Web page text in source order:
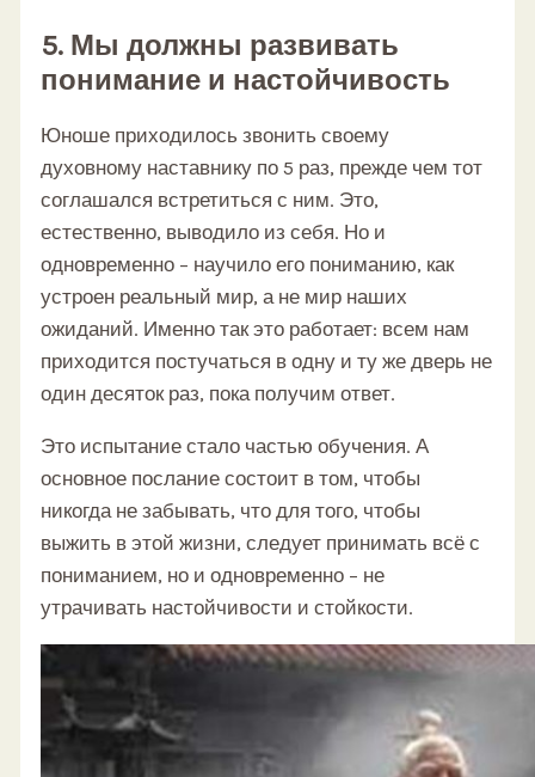
5. Мы должны развивать
понимание и настойчивость
Юноше приходилось звонить своему
духовному наставнику по 5 раз, прежде чем тот
соглашался встретиться с ним. Это,
естественно, выводило из себя. Но и
одновременно – научило его пониманию, как
устроен реальный мир, а не мир наших
ожиданий. Именно так это работает: всем нам
приходится постучаться в одну и ту же дверь не
один десяток раз, пока получим ответ.
Это испытание стало частью обучения. А
основное послание состоит в том, чтобы
никогда не забывать, что для того, чтобы
выжить в этой жизни, следует принимать всё с
пониманием, но и одновременно – не
утрачивать настойчивости и стойкости.